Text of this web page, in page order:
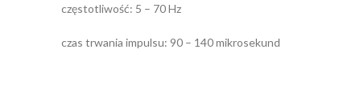
częstotliwość: 5 – 70 Hz
czas trwania impulsu: 90 – 140 mikrosekund